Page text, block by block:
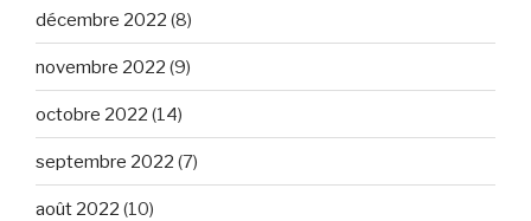
décembre 2022 (8)
novembre 2022 (9)
octobre 2022 (14)
septembre 2022 (7)
août 2022 (10)